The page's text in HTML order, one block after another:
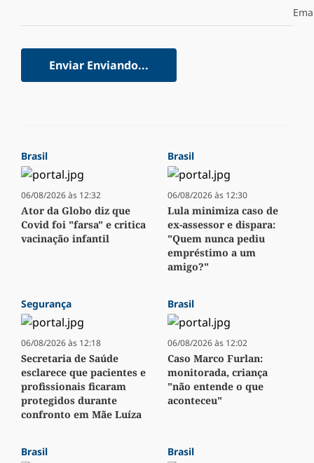
Enviar Enviando...
Brasil
06/08/2026 às 12:32
Ator da Globo diz que
Covid foi "farsa" e critica
vacinação infantil
Brasil
06/08/2026 às 12:30
Lula minimiza caso de
ex-assessor e dispara:
"Quem nunca pediu
empréstimo a um
amigo?"
Segurança
06/08/2026 às 12:18
Secretaria de Saúde
esclarece que pacientes e
profissionais ficaram
protegidos durante
confronto em Mãe Luíza
Brasil
06/08/2026 às 12:02
Caso Marco Furlan:
monitorada, criança
"não entende o que
aconteceu"
Brasil Brasil